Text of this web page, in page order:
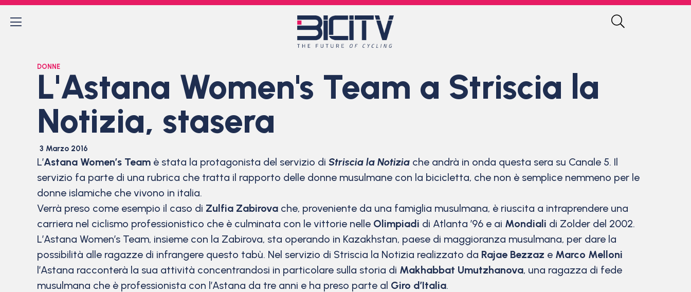
DONNE
L'Astana Women's Team a Striscia la
Notizia, stasera
3 Marzo 2016
L’Astana Women’s Team è stata la protagonista del servizio di Striscia la Notizia che andrà in onda questa sera su Canale 5. Il
servizio fa parte di una rubrica che tratta il rapporto delle donne musulmane con la bicicletta, che non è semplice nemmeno per le
donne islamiche che vivono in italia.
Verrà preso come esempio il caso di Zulfia Zabirova che, proveniente da una famiglia musulmana, è riuscita a intraprendere una
carriera nel ciclismo professionistico che è culminata con le vittorie nelle Olimpiadi di Atlanta ’96 e ai Mondiali di Zolder del 2002.
L’Astana Women’s Team, insieme con la Zabirova, sta operando in Kazakhstan, paese di maggioranza musulmana, per dare la
possibilità alle ragazze di infrangere questo tabù. Nel servizio di Striscia la Notizia realizzato da Rajae Bezzaz e Marco Melloni
l’Astana racconterà la sua attività concentrandosi in particolare sulla storia di Makhabbat Umutzhanova, una ragazza di fede
musulmana che è professionista con l’Astana da tre anni e ha preso parte al Giro d’Italia.